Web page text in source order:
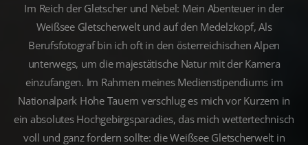
Im Reich der Gletscher und Nebel: Mein Abenteuer in der
Weißsee Gletscherwelt und auf den Medelzkopf, Als
Berufsfotograf bin ich oft in den österreichischen Alpen
unterwegs, um die majestätische Natur mit der Kamera
einzufangen. Im Rahmen meines Medienstipendiums im
Nationalpark Hohe Tauern verschlug es mich vor Kurzem in
ein absolutes Hochgebirgsparadies, das mich wettertechnisch
voll und ganz fordern sollte: die Weißsee Gletscherwelt in